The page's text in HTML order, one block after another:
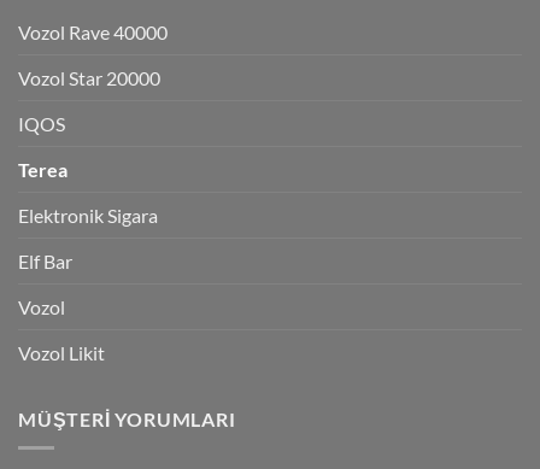
Vozol Rave 40000
Vozol Star 20000
IQOS
Terea
Elektronik Sigara
Elf Bar
Vozol
Vozol Likit
MÜŞTERI YORUMLARI